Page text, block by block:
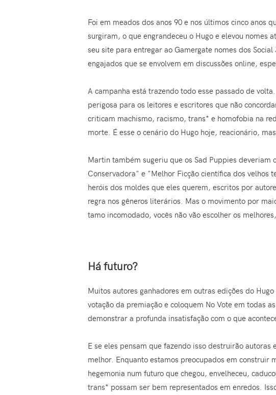
Foi em meados dos anos 90 e nos últimos cinco
surgiram, o que engrandeceu o Hugo e elevou nomes
seu site para entregar ao Gamergate nomes dos
engajados que se envolvem em discussões online,
A campanha está trazendo todo esse passado de
perigosa para os leitores e escritores que não
criticam machismo, racismo, trans* e homofobia na
morte. É esse o cenário do Hugo hoje, reacionário,
Martin também sugeriu que os Sad Puppies
Conservadora" e "Melhor Ficção científica dos velhos
heróis dos moldes que eles querem, escritos por
regra nos gêneros literários. Mas o movimento por
tamo incomodado, vocês não vão escolher os
Há futuro?
Muitos autores ganhadores em outras edições do
votação da premiação e coloquem No Vote em todas
demonstrar a profunda insatisfação com o que
E se eles pensam que fazendo isso destruirão
melhor. Enquanto estamos preocupados em construir
hegemonia num futuro que chegou, envelheceu,
trans* possam ser bem representados em enredos.